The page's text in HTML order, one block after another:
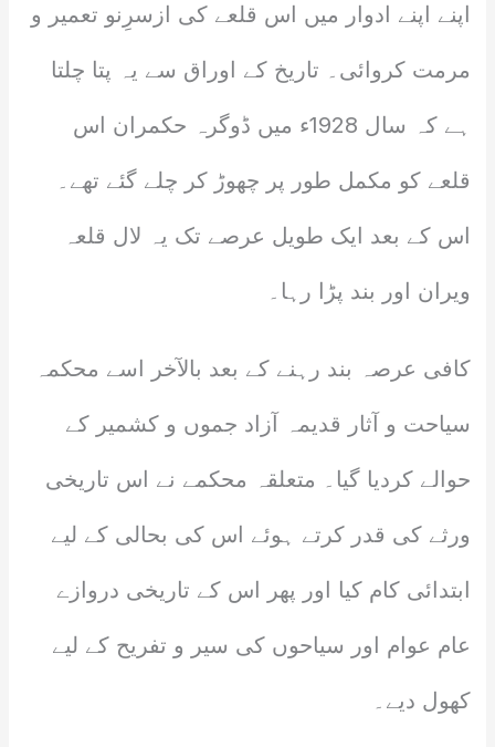
اپنے اپنے ادوار میں اس قلعے کی ازسرِنو تعمیر و
مرمت کروائی۔ تاریخ کے اوراق سے یہ پتا چلتا
ہے کہ سال 1928ء میں ڈوگرہ حکمران اس
قلعے کو مکمل طور پر چھوڑ کر چلے گئے تھے۔
اس کے بعد ایک طویل عرصے تک یہ لال قلعہ
ویران اور بند پڑا رہا۔
کافی عرصہ بند رہنے کے بعد بالآخر اسے محکمہ
سیاحت و آثار قدیمہ آزاد جموں و کشمیر کے
حوالے کردیا گیا۔ متعلقہ محکمے نے اس تاریخی
ورثے کی قدر کرتے ہوئے اس کی بحالی کے لیے
ابتدائی کام کیا اور پھر اس کے تاریخی دروازے
عام عوام اور سیاحوں کی سیر و تفریح کے لیے
کھول دیے۔